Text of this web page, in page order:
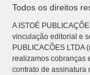
Todos os direitos
A ISTOÉ
vinculação editorial e
PUBLICACÕES LTDA
realizamos cobranças
contrato de assinatura